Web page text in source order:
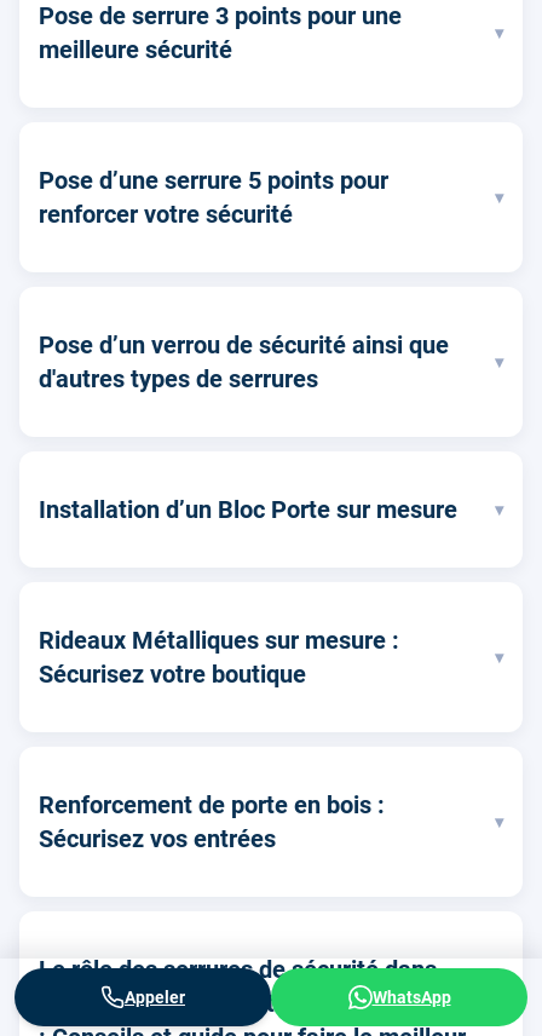
Pose de serrure 3 points pour une
meilleure sécurité
▾
Pose d’une serrure 5 points pour
renforcer votre sécurité
▾
Pose d’un verrou de sécurité ainsi que
d'autres types de serrures
▾
Installation d’un Bloc Porte sur mesure ▾
Rideaux Métalliques sur mesure :
Sécurisez votre boutique
▾
Renforcement de porte en bois :
Sécurisez vos entrées
▾
Le rôle des serrures de sécurité dans
votre système de protection domestique
Appeler WhatsApp